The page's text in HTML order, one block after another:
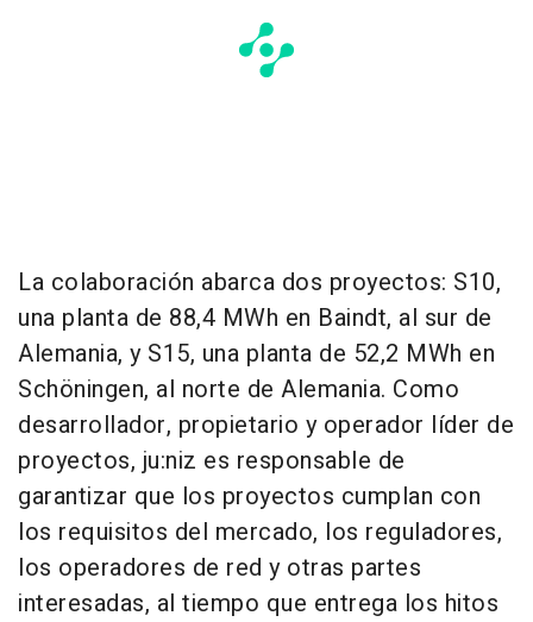
La colaboración abarca dos proyectos: S10,
una planta de 88,4 MWh en Baindt, al sur de
Alemania, y S15, una planta de 52,2 MWh en
Schöningen, al norte de Alemania. Como
desarrollador, propietario y operador líder de
proyectos, ju:niz es responsable de
garantizar que los proyectos cumplan con
los requisitos del mercado, los reguladores,
los operadores de red y otras partes
interesadas, al tiempo que entrega los hitos